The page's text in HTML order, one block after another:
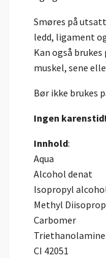
Smøres på
ledd, ligament
Kan også brukes
muskel, sene
Bør ikke brukes
Ingen karenstid!
Innhold:
Aqua
Alcohol denat
Isopropyl
Methyl
Carbomer
Triethanolamine
CI 42051